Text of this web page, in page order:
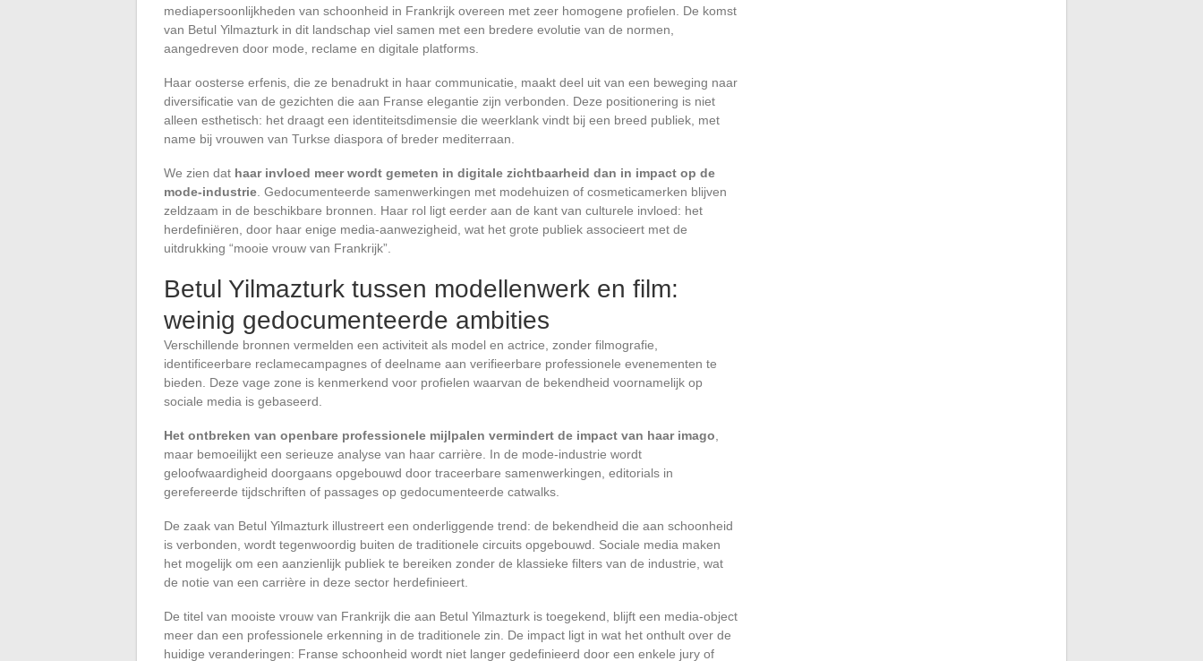
mediapersoonlijkheden van schoonheid in Frankrijk overeen met zeer homogene profielen. De komst
van Betul Yilmazturk in dit landschap viel samen met een bredere evolutie van de normen,
aangedreven door mode, reclame en digitale platforms.
Haar oosterse erfenis, die ze benadrukt in haar communicatie, maakt deel uit van een beweging naar
diversificatie van de gezichten die aan Franse elegantie zijn verbonden. Deze positionering is niet
alleen esthetisch: het draagt een identiteitsdimensie die weerklank vindt bij een breed publiek, met
name bij vrouwen van Turkse diaspora of breder mediterraan.
We zien dat haar invloed meer wordt gemeten in digitale zichtbaarheid dan in impact op de
mode-industrie . Gedocumenteerde samenwerkingen met modehuizen of cosmeticamerken blijven
zeldzaam in de beschikbare bronnen. Haar rol ligt eerder aan de kant van culturele invloed: het
herdefiniëren, door haar enige media-aanwezigheid, wat het grote publiek associeert met de
uitdrukking “mooie vrouw van Frankrijk”.
Betul Yilmazturk tussen modellenwerk en film:
weinig gedocumenteerde ambities
Verschillende bronnen vermelden een activiteit als model en actrice, zonder filmografie,
identificeerbare reclamecampagnes of deelname aan verifieerbare professionele evenementen te
bieden. Deze vage zone is kenmerkend voor profielen waarvan de bekendheid voornamelijk op
sociale media is gebaseerd.
Het ontbreken van openbare professionele mijlpalen vermindert de impact van haar imago
maar bemoeilijkt een serieuze analyse van haar carrière. In de mode-industrie wordt
geloofwaardigheid doorgaans opgebouwd door traceerbare samenwerkingen, editorials in
gerefereerde tijdschriften of passages op gedocumenteerde catwalks.
De zaak van Betul Yilmazturk illustreert een onderliggende trend: de bekendheid die aan schoonheid
is verbonden, wordt tegenwoordig buiten de traditionele circuits opgebouwd. Sociale media maken
het mogelijk om een aanzienlijk publiek te bereiken zonder de klassieke filters van de industrie, wat
de notie van een carrière in deze sector herdefinieert.
De titel van mooiste vrouw van Frankrijk die aan Betul Yilmazturk is toegekend, blijft een media-object
meer dan een professionele erkenning in de traditionele zin. De impact ligt in wat het onthult over de
huidige veranderingen: Franse schoonheid wordt niet langer gedefinieerd door een enkele jury of